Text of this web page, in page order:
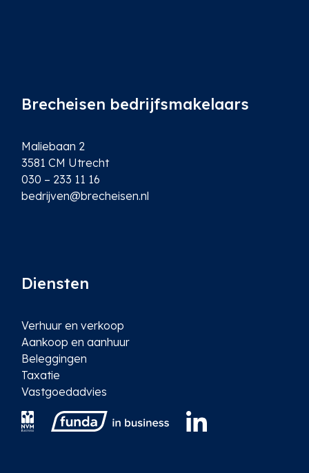
Brecheisen bedrijfsmakelaars
Maliebaan 2
3581 CM Utrecht
030 – 233 11 16
bedrijven@brecheisen.nl
Diensten
Verhuur en verkoop
Aankoop en aanhuur
Beleggingen
Taxatie
Vastgoedadvies